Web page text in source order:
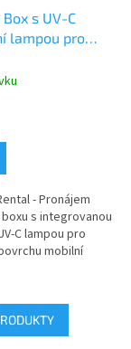
s UV-C
lampou pro
- Pronájem
s integrovanou
C lampou pro
mobilní